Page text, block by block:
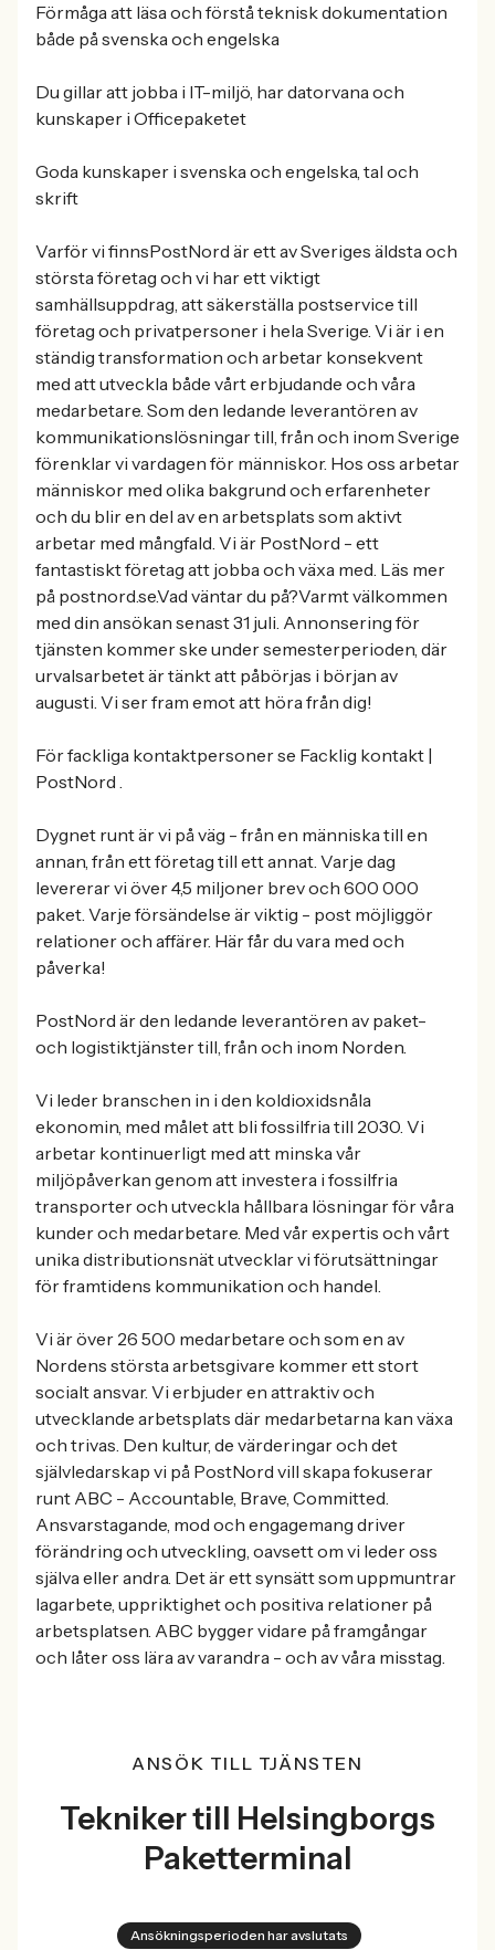
Förmåga att läsa och förstå teknisk dokumentation
både på svenska och engelska
Du gillar att jobba i IT-miljö, har datorvana och
kunskaper i Officepaketet
Goda kunskaper i svenska och engelska, tal och
skrift
Varför vi finnsPostNord är ett av Sveriges äldsta och
största företag och vi har ett viktigt
samhällsuppdrag, att säkerställa postservice till
företag och privatpersoner i hela Sverige. Vi är i en
ständig transformation och arbetar konsekvent
med att utveckla både vårt erbjudande och våra
medarbetare. Som den ledande leverantören av
kommunikationslösningar till, från och inom Sverige
förenklar vi vardagen för människor. Hos oss arbetar
människor med olika bakgrund och erfarenheter
och du blir en del av en arbetsplats som aktivt
arbetar med mångfald. Vi är PostNord - ett
fantastiskt företag att jobba och växa med. Läs mer
på postnord.se.Vad väntar du på?Varmt välkommen
med din ansökan senast 31 juli. Annonsering för
tjänsten kommer ske under semesterperioden, där
urvalsarbetet är tänkt att påbörjas i början av
augusti. Vi ser fram emot att höra från dig!
För fackliga kontaktpersoner se Facklig kontakt |
PostNord .
Dygnet runt är vi på väg - från en människa till en
annan, från ett företag till ett annat. Varje dag
levererar vi över 4,5 miljoner brev och 600 000
paket. Varje försändelse är viktig - post möjliggör
relationer och affärer. Här får du vara med och
påverka!
PostNord är den ledande leverantören av paket-
och logistiktjänster till, från och inom Norden.
Vi leder branschen in i den koldioxidsnåla
ekonomin, med målet att bli fossilfria till 2030. Vi
arbetar kontinuerligt med att minska vår
miljöpåverkan genom att investera i fossilfria
transporter och utveckla hållbara lösningar för våra
kunder och medarbetare. Med vår expertis och vårt
unika distributionsnät utvecklar vi förutsättningar
för framtidens kommunikation och handel.
Vi är över 26 500 medarbetare och som en av
Nordens största arbetsgivare kommer ett stort
socialt ansvar. Vi erbjuder en attraktiv och
utvecklande arbetsplats där medarbetarna kan växa
och trivas. Den kultur, de värderingar och det
självledarskap vi på PostNord vill skapa fokuserar
runt ABC - Accountable, Brave, Committed.
Ansvarstagande, mod och engagemang driver
förändring och utveckling, oavsett om vi leder oss
själva eller andra. Det är ett synsätt som uppmuntrar
lagarbete, uppriktighet och positiva relationer på
arbetsplatsen. ABC bygger vidare på framgångar
och låter oss lära av varandra - och av våra misstag.
ANSÖK TILL TJÄNSTEN
Tekniker till Helsingborgs
Paketterminal
Ansökningsperioden har avslutats